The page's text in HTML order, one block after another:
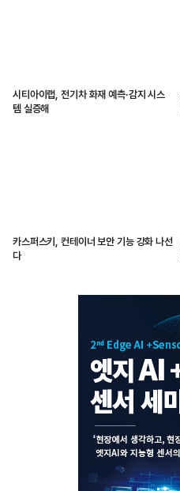
시티아이랩, 전기차 화재 예측·감지 시스
템 실증해
카스퍼스키, 컨테이너 보안 기능 강화 나선
다